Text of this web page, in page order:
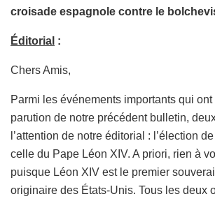
croisade espagnole contre le
Éditorial :
Chers Amis,
Parmi les événements importants qui
parution de notre précédent bulletin,
l’attention de notre éditorial : l’élection
celle du Pape Léon XIV. A priori, rien à
puisque Léon XIV est le premier
originaire des États-Unis. Tous les deux